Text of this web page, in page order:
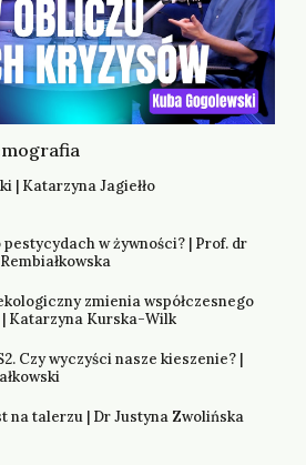
| Katarzyna Jagiełło
pestycydach w żywności? | Prof. dr
zmienia współczesnego
| Katarzyna Kurska-Wilk
Czy wyczyści nasze kieszenie? |
na talerzu | Dr Justyna Zwolińska